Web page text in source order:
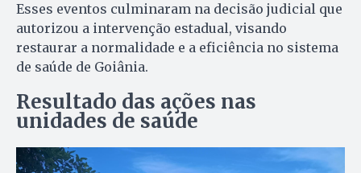
Esses eventos culminaram na decisão judicial que
autorizou a intervenção estadual, visando
restaurar a normalidade e a eficiência no sistema
de saúde de Goiânia.
Resultado das ações nas
unidades de saúde